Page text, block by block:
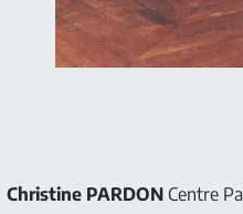
Christine PARDONCentre